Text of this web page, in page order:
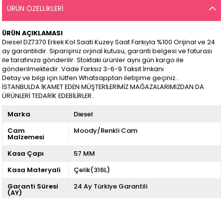
ÜRÜN ÖZELLIKLERI
ÜRÜN AÇIKLAMASI
Diesel DZ7370 Erkek Kol Saati Kuzey Saat Farkıyla %100 Orijinal ve 24
ay garantilidir. Siparişiniz orjinal kutusu, garanti belgesi ve faturası
ile tarafınıza gönderilir. Stoktaki ürünler aynı gün kargo ile
gönderilmektedir. Vade Farksız 3-6-9 Taksit İmkanı
Detay ve bilgi için lütfen Whatsapptan iletişime geçiniz..
İSTANBULDA İKAMET EDEN MÜŞTERİLERİMİZ MAĞAZALARIMIZDAN DA
ÜRÜNLERİ TEDARİK EDEBİLİRLER..
Marka
Diesel
Cam
Malzemesi
Moody/Renkli Cam
Kasa Çapı
57 MM
Kasa Materyali
Çelik(316L)
Garanti Süresi
(AY)
24 Ay Türkiye Garantili